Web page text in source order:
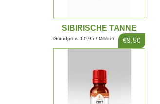
SIBIRISCHE TANNE
EXTRAKT 10ML€9,50
Grundpreis: €0,95 / Milliliter